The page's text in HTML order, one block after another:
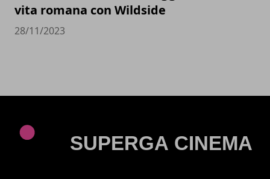
vita romana con Wildside
28/11/2023